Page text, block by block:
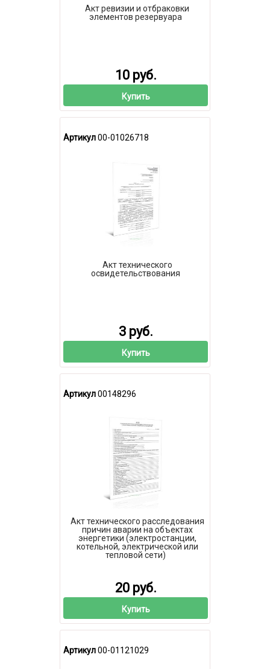
Акт ревизии и отбраковки
элементов резервуара
10 руб.
Купить
Артикул00-01026718
Акт технического
освидетельствования
3 руб.
Купить
Артикул00148296
Акт технического расследования
причин аварии на объектах
энергетики (электростанции,
котельной, электрической или
тепловой сети)
20 руб.
Купить
Артикул00-01121029